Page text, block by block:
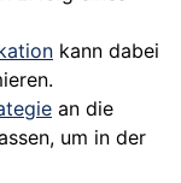
kann dabei
an die
um in der